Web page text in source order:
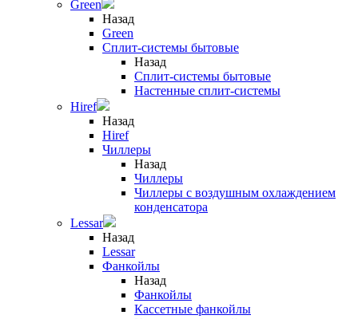
Green
Назад
Green
Сплит-системы бытовые
Назад
Сплит-системы бытовые
Настенные сплит-системы
Hiref
Назад
Hiref
Чиллеры
Назад
Чиллеры
Чиллеры с воздушным охлаждением
конденсатора
Lessar
Назад
Lessar
Фанкойлы
Назад
Фанкойлы
Кассетные фанкойлы